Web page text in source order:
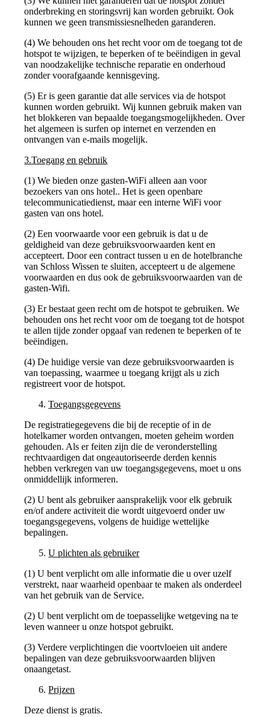
onderbreking en storingsvrij kan worden gebruikt. Ook
kunnen we geen transmissiesnelheden garanderen.
(4) We behouden ons het recht voor om de toegang tot de
hotspot te wijzigen, te beperken of te beëindigen in geval
van noodzakelijke technische reparatie en onderhoud
zonder voorafgaande kennisgeving.
(5) Er is geen garantie dat alle services via de hotspot
kunnen worden gebruikt. Wij kunnen gebruik maken van
het blokkeren van bepaalde toegangsmogelijkheden. Over
het algemeen is surfen op internet en verzenden en
ontvangen van e-mails mogelijk.
3.Toegang en gebruik
(1) We bieden onze gasten-WiFi alleen aan voor
bezoekers van ons hotel.. Het is geen openbare
telecommunicatiedienst, maar een interne WiFi voor
gasten van ons hotel.
(2) Een voorwaarde voor een gebruik is dat u de
geldigheid van deze gebruiksvoorwaarden kent en
accepteert. Door een contract tussen u en de hotelbranche
van Schloss Wissen te sluiten, accepteert u de algemene
voorwaarden en dus ook de gebruiksvoorwaarden van de
gasten-Wifi.
(3) Er bestaat geen recht om de hotspot te gebruiken. We
behouden ons het recht voor om de toegang tot de hotspot
te allen tijde zonder opgaaf van redenen te beperken of te
beëindigen.
(4) De huidige versie van deze gebruiksvoorwaarden is
van toepassing, waarmee u toegang krijgt als u zich
registreert voor de hotspot.
Toegangsgegevens
De registratiegegevens die bij de receptie of in de
hotelkamer worden ontvangen, moeten geheim worden
gehouden. Als er feiten zijn die de veronderstelling
rechtvaardigen dat ongeautoriseerde derden kennis
hebben verkregen van uw toegangsgegevens, moet u ons
onmiddellijk informeren.
(2) U bent als gebruiker aansprakelijk voor elk gebruik
en/of andere activiteit die wordt uitgevoerd onder uw
toegangsgegevens, volgens de huidige wettelijke
bepalingen.
U plichten als gebruiker
(1) U bent verplicht om alle informatie die u over uzelf
verstrekt, naar waarheid openbaar te maken als onderdeel
van het gebruik van de Service.
(2) U bent verplicht om de toepasselijke wetgeving na te
leven wanneer u onze hotspot gebruikt.
(3) Verdere verplichtingen die voortvloeien uit andere
bepalingen van deze gebruiksvoorwaarden blijven
onaangetast.
Prijzen
Deze dienst is gratis.